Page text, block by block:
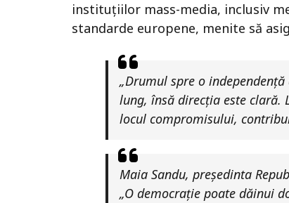
instituțiilor mass-media, inclusiv
standarde europene, menite să
„Drumul spre o
lung, însă direcția este clară.
locul compromisului,
Maia Sandu, președinta
„O democrație poate dăinui